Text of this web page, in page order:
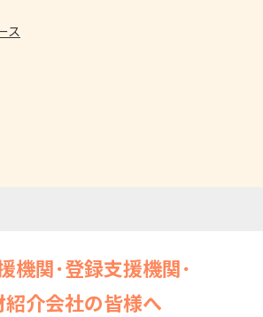
ス
機関･登録支援機関･
紹介会社の皆様へ